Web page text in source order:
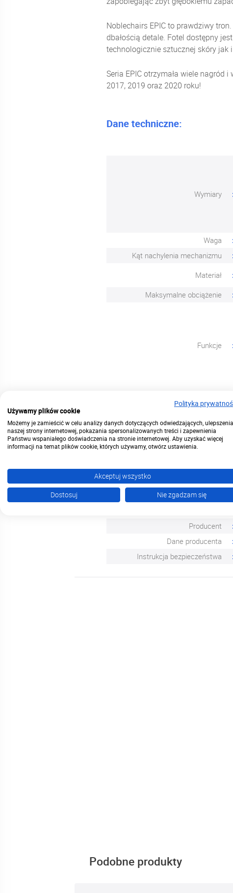
Noblechairs EPIC to prawdziwy
dbałością detale. Fotel dostępny
technologicznie sztucznej skóry jak
Seria EPIC otrzymała wiele nagród
2017, 2019 oraz 2020 roku!
Dane techniczne:
Wymiary
Waga
Kąt nachylenia mechanizmu
Materiał
Maksymalne obciążenie
Funkcje
Profesjonalne
Bezpieczeństwo
Producent
Dane producenta
Instrukcja bezpieczeństwa
Podobne produkty
Polityka
Używamy plików cookie
Możemy je zamieścić w celu analizy danych dotyczących odwiedzających, ulepszenia
naszej strony internetowej, pokazania spersonalizowanych treści i zapewnienia
Państwu wspaniałego doświadczenia na stronie internetowej. Aby uzyskać więcej
informacji na temat plików cookie, których używamy, otwórz ustawienia.
Akceptuj wszystko
Dostosuj
Nie zgadzam się